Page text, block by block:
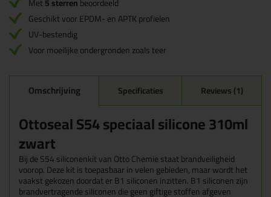
Geschikt voor EPDM- en APTK profielen
UV-bestendig
Voor moeilijke ondergronden zoals teer
Omschrijving Specificaties Reviews (1)
Ottoseal S54 speciaal silicone 310ml
zwart
Bij de S54 siliconenkit van Otto Chemie staat brandveiligheid
voorop. Deze kit is toepasbaar in velen gebieden, maar wordt het
vaakst gekozen doordat er B1 siliconen inzitten. B1 siliconen zijn
brandvertragende siliconen die geen giftige stoffen afgeven